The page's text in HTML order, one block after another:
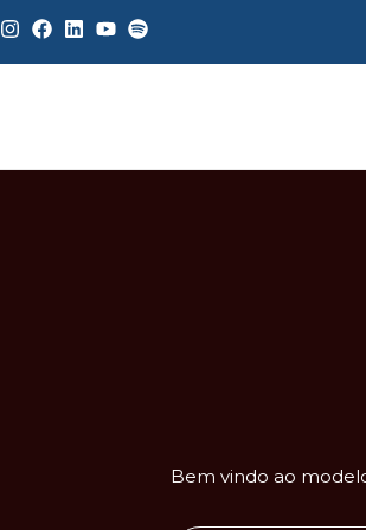
Bem vindo ao